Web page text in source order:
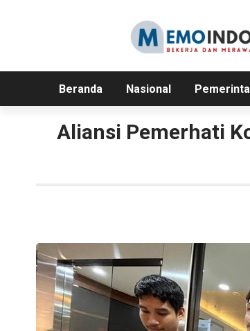
Beranda Nasional
Aliansi Pemerhati